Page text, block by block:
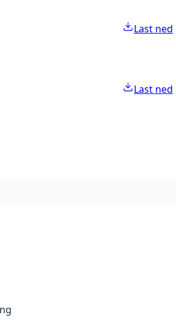
Last ned
Last ned